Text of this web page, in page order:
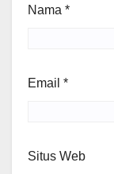
Nama *
Email *
Situs Web